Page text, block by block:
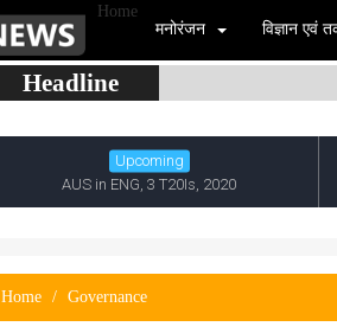
Home
मनोरंजन
विज्ञान एवं
Headline
Home Governance